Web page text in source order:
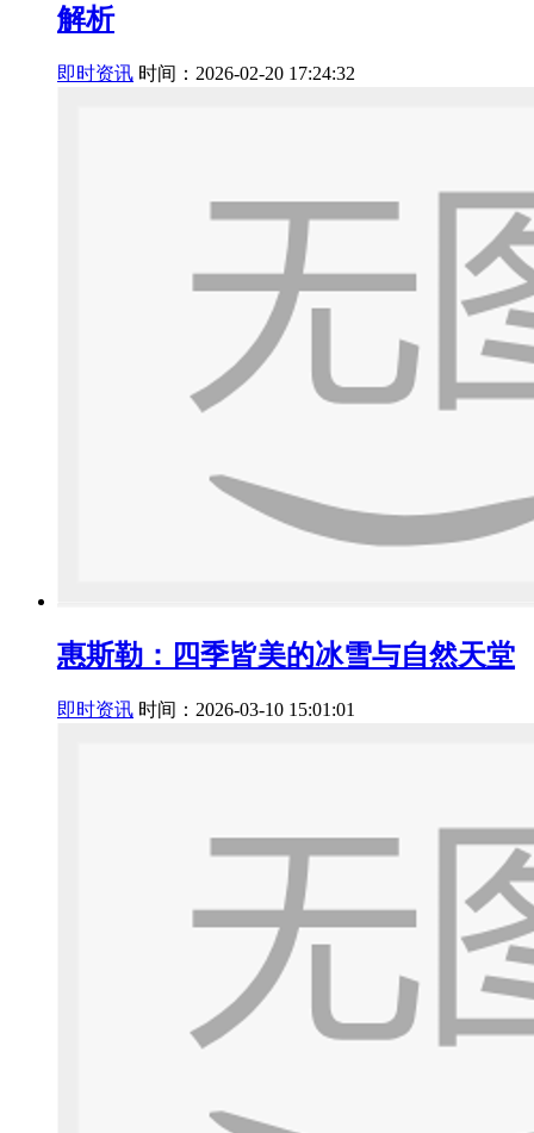
解析
即时资讯 时间：2026-02-20 17:24:32
惠斯勒：四季皆美的冰雪与自然天堂
即时资讯 时间：2026-03-10 15:01:01